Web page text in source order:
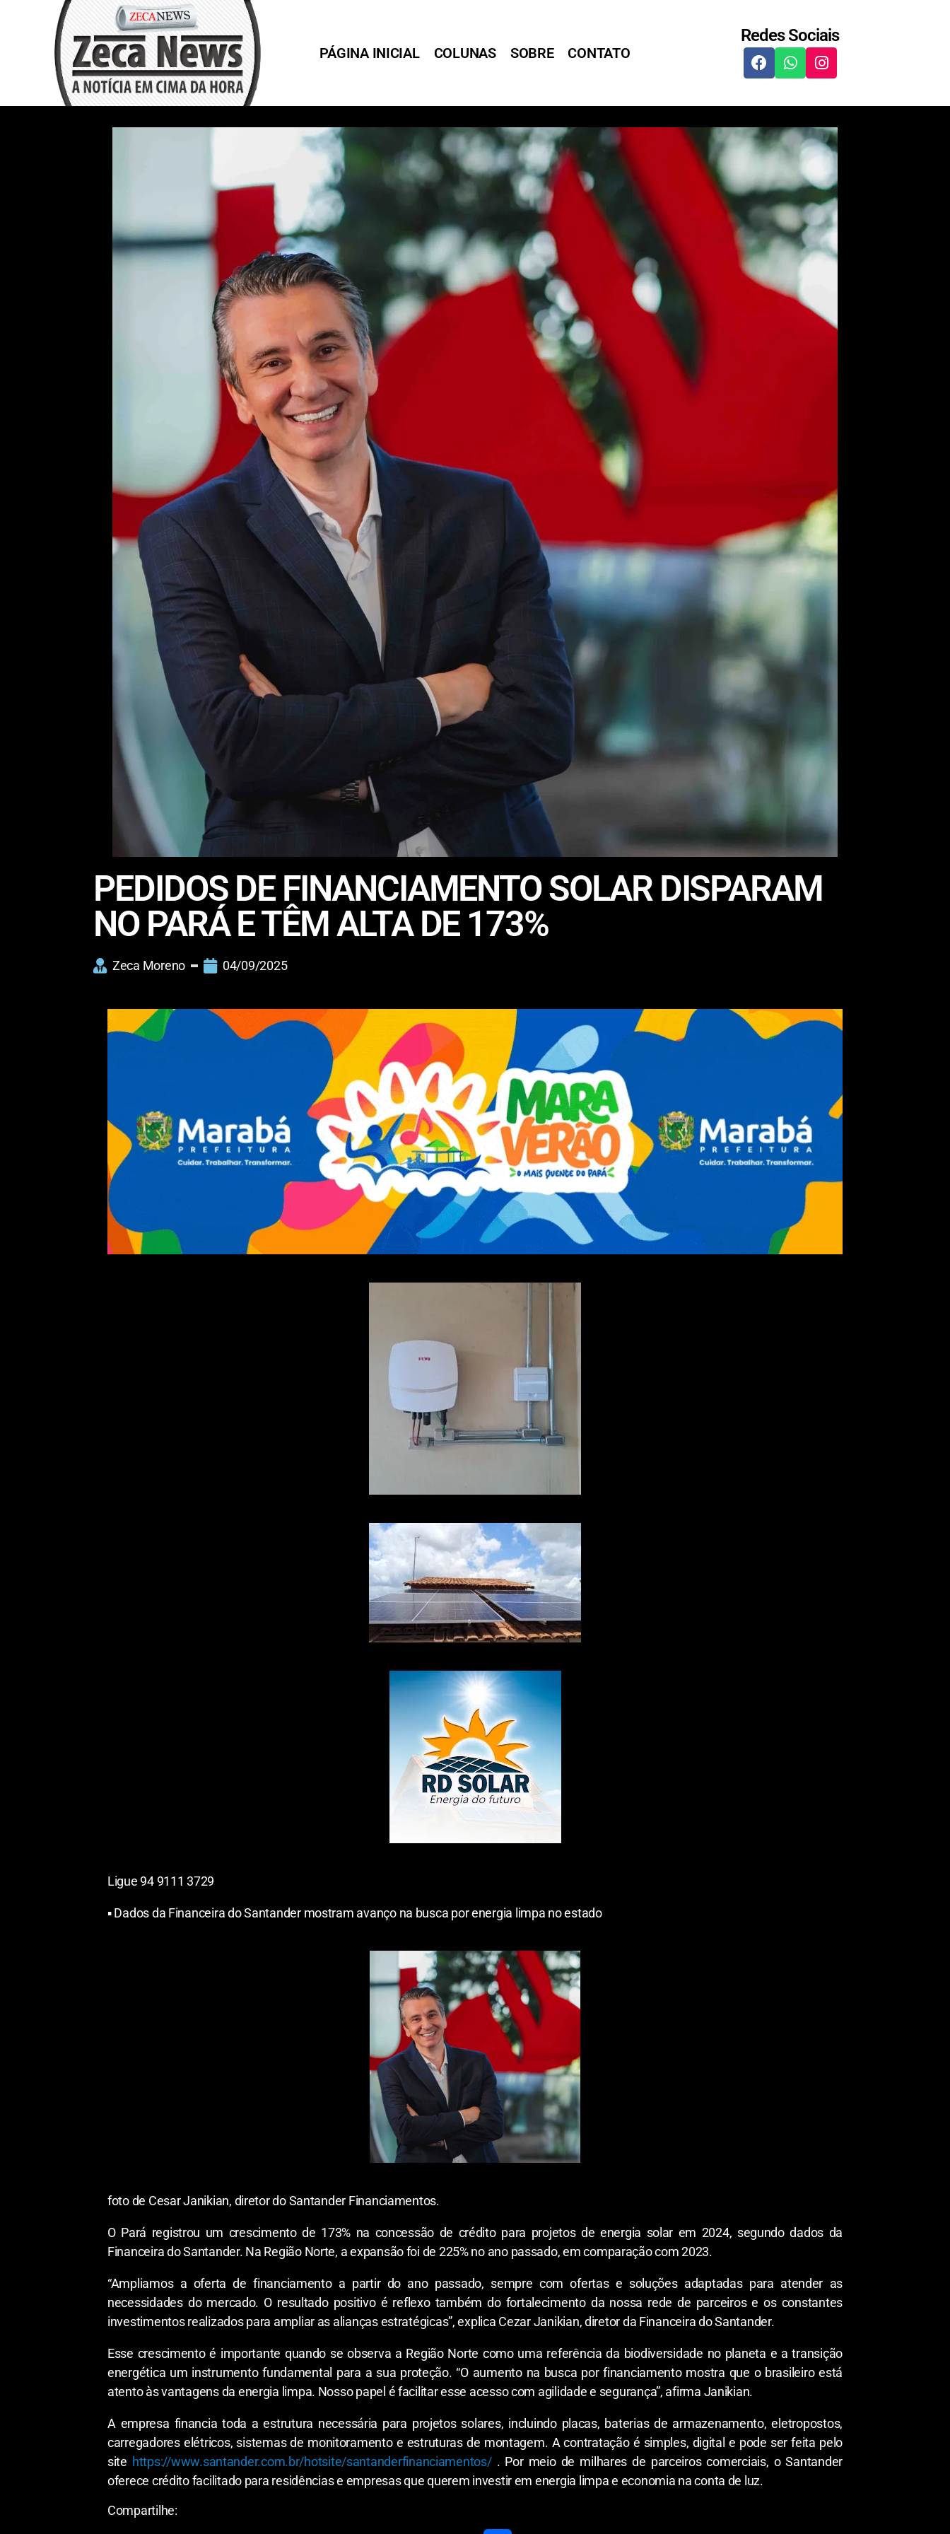
PÁGINA INICIAL COLUNAS SOBRE CONTATO
Redes Sociais
PEDIDOS DE FINANCIAMENTO SOLAR DISPARAM
NO PARÁ E TÊM ALTA DE 173%
Zeca Moreno 04/09/2025
Ligue 94 9111 3729
▪︎ Dados da Financeira do Santander mostram avanço na busca por energia limpa no estado
foto de Cesar Janikian, diretor do Santander Financiamentos.
O Pará registrou um crescimento de 173% na concessão de crédito para projetos de energia solar em 2024, segundo dados da
Financeira do Santander. Na Região Norte, a expansão foi de 225% no ano passado, em comparação com 2023.
“Ampliamos a oferta de financiamento a partir do ano passado, sempre com ofertas e soluções adaptadas para atender as
necessidades do mercado. O resultado positivo é reflexo também do fortalecimento da nossa rede de parceiros e os constantes
investimentos realizados para ampliar as alianças estratégicas”, explica Cezar Janikian, diretor da Financeira do Santander.
Esse crescimento é importante quando se observa a Região Norte como uma referência da biodiversidade no planeta e a transição
energética um instrumento fundamental para a sua proteção. “O aumento na busca por financiamento mostra que o brasileiro está
atento às vantagens da energia limpa. Nosso papel é facilitar esse acesso com agilidade e segurança”, afirma Janikian.
A empresa financia toda a estrutura necessária para projetos solares, incluindo placas, baterias de armazenamento, eletropostos,
carregadores elétricos, sistemas de monitoramento e estruturas de montagem. A contratação é simples, digital e pode ser feita pelo
site https://www.santander.com.br/hotsite/santanderfinanciamentos/. Por meio de milhares de parceiros comerciais, o Santander
oferece crédito facilitado para residências e empresas que querem investir em energia limpa e economia na conta de luz.
Compartilhe: